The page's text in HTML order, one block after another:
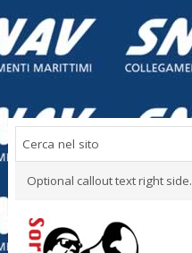
Optional callout text right side.